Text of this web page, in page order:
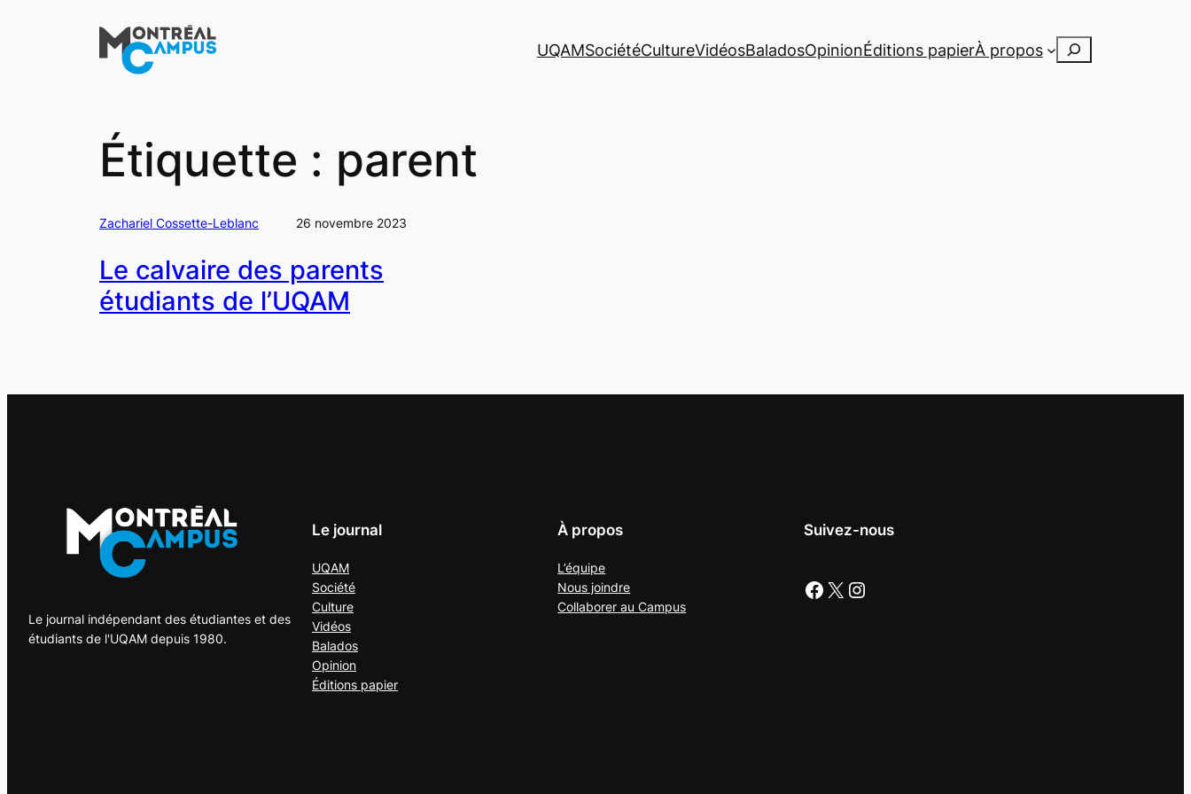
UQAMSociétéCultureVidéosBaladosOpinionÉditions papierÀ propos Rechercher
Étiquette : parent
Zachariel Cossette-Leblanc 26 novembre 2023
Le calvaire des parents
étudiants de l’UQAM
Le journal indépendant des étudiantes et des
étudiants de l'UQAM depuis 1980.
Le journal
UQAM
Société
Culture
Vidéos
Balados
Opinion
Éditions papier
À propos
L’équipe
Nous joindre
Collaborer auCampus
Suivez-nous
Facebook X Instagram